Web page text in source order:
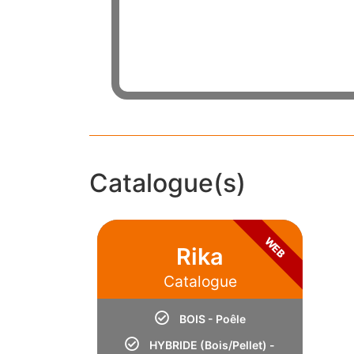
Catalogue(s)
Rika
Catalogue
BOIS - Poêle
HYBRIDE (Bois/Pellet) -
WEB